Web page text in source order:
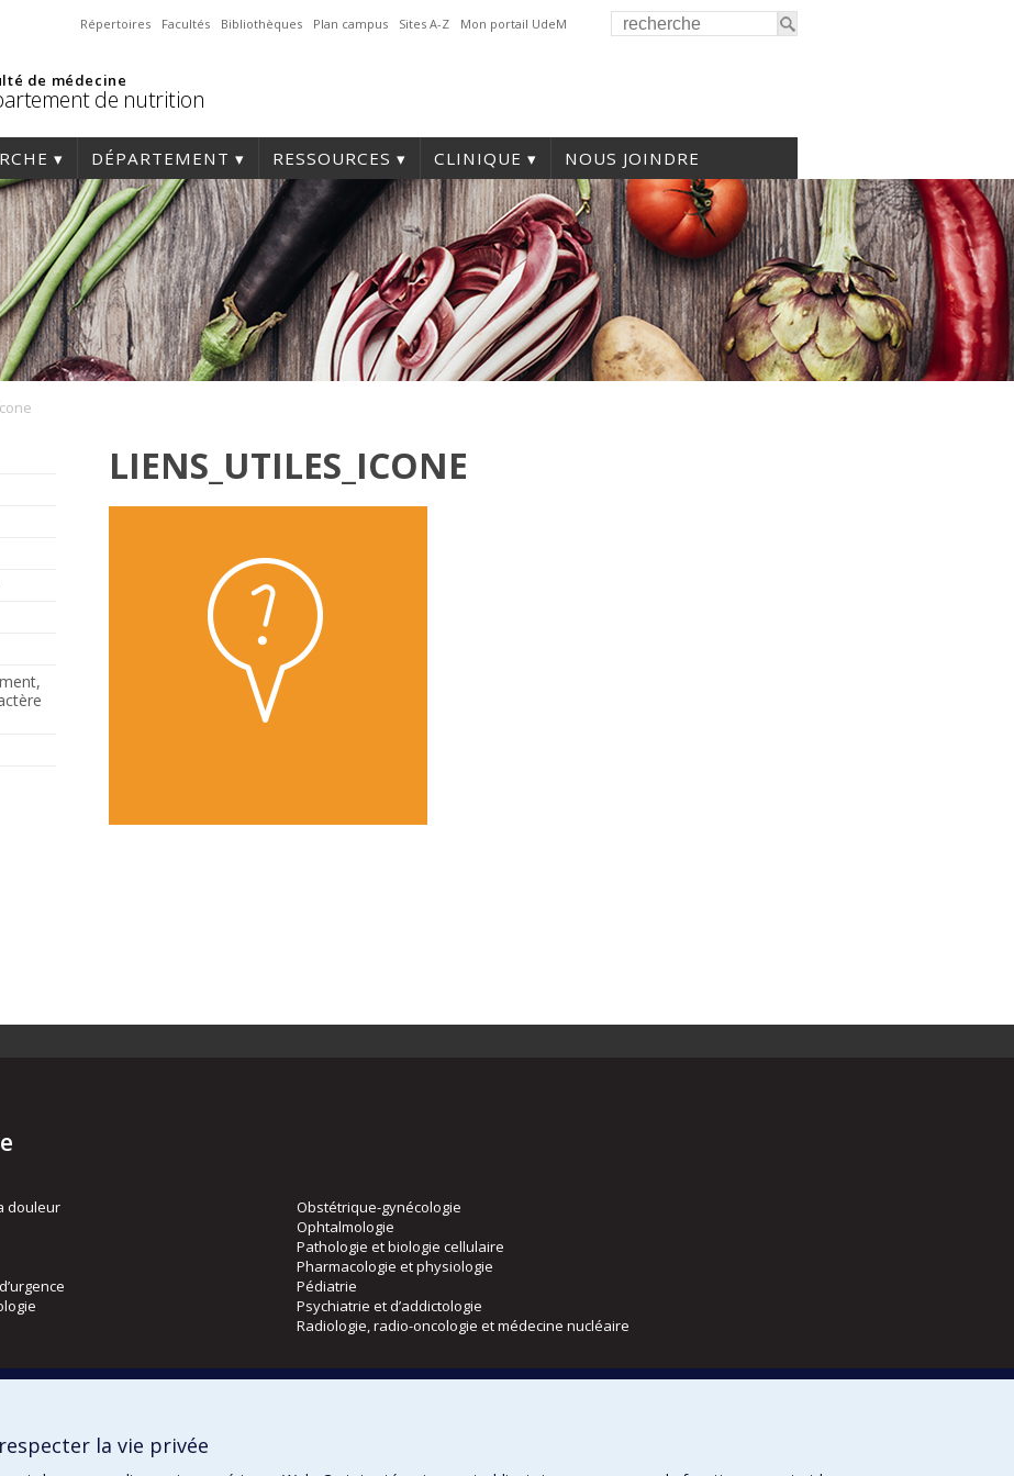
Répertoires Facultés Bibliothèques Plan campus Sites A-Z Mon portail UdeM
de médecine
de nutrition
DÉPARTEMENT RESSOURCES CLINIQUE NOUS JOINDRE
LIENS_UTILES_ICONE
douleur
Obstétrique-gynécologie
Ophtalmologie
Pathologie et biologie cellulaire
Pharmacologie et physiologie
Pédiatrie
Psychiatrie et d’addictologie
Radiologie, radio-oncologie et médecine nucléaire
la vie privée